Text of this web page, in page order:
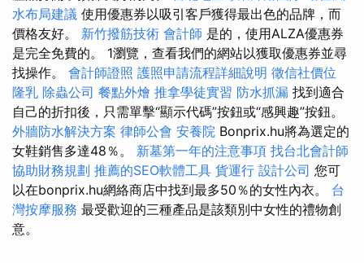
水布局建議 使用優惠券以吸引客戶獲得最出色的品牌，而
價格友好。 新竹撥筋技術 會計師 是的，使用ALZA優惠券
是完全免費的。 1瀏覽，查看我們的網站以獲取優惠券並尋
找操作。 會計師證照 護照申請流程詳細說明 徵信社價位
隆乳 除蟲公司 餐點外燴 推拿學徒實習 防水抓漏 找到適合
自己的折扣後，只需單擊“顯示代碼”按鈕或“感興趣”按鈕。
外牆防水解決方案 律師公會 安養院 Bonprix.hu將為選定的
女鞋銷售多達48％。 新墓第一年的注意事項 找台北會計師
協助財務規劃 推薦的SEO軟體工具 貨運行 設計公司 您可
以在bonprix.hu網絡商店中找到最多50％的女性內衣。 台
灣按摩服務 最受歡迎的三種產品是該類別中女性的禮物創
意。